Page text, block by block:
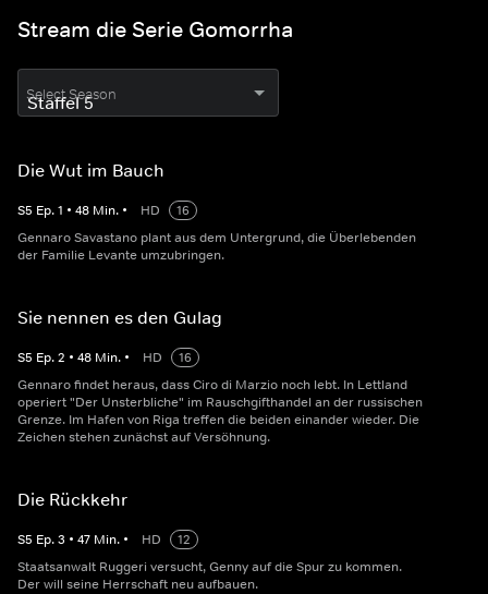
Stream die Serie Gomorrha
Select Season
Die Wut im Bauch
S5 Ep.1 • 48 Min. • HD
16
Gennaro Savastano plant aus dem Untergrund, die Überlebenden
der Familie Levante umzubringen.
Sie nennen es den Gulag
S5 Ep.2 • 48 Min. • HD
16
Gennaro findet heraus, dass Ciro di Marzio noch lebt. In Lettland
operiert "Der Unsterbliche" im Rauschgifthandel an der russischen
Grenze. Im Hafen von Riga treffen die beiden einander wieder. Die
Zeichen stehen zunächst auf Versöhnung.
Die Rückkehr
S5 Ep.3 • 47 Min. • HD
12
Staatsanwalt Ruggeri versucht, Genny auf die Spur zu kommen.
Der will seine Herrschaft neu aufbauen.